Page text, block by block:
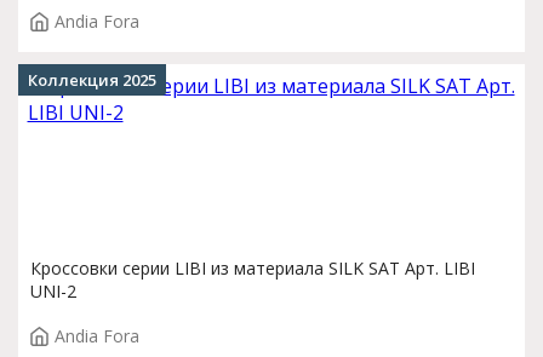
Andia Fora
Кроссовки серии LIBI из материала SILK SAT Арт. LIBI
UNI-2
Andia Fora
Коллекция 2025